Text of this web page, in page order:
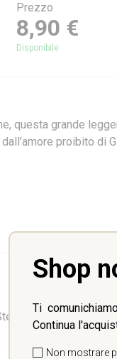
Shop
Ti
Continua
Non mostrare
Prezzo
8,90 €
questa grande
proibito di